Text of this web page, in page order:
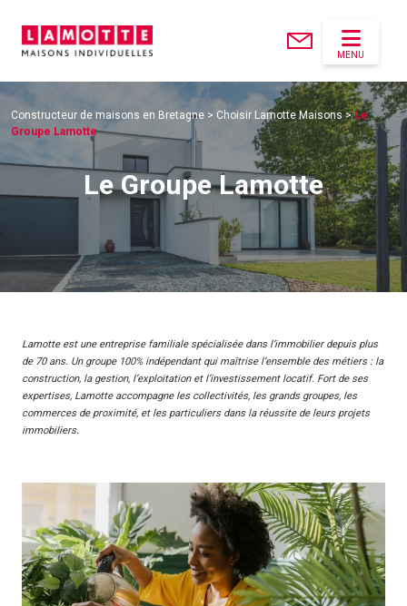
MENU
Constructeur de maisons en Bretagne > Choisir Lamotte Maisons>Le
Groupe Lamotte
Le Groupe Lamotte
Lamotte est une entreprise familiale spécialisée dans l’immobilier depuis plus
de 70 ans. Un groupe 100% indépendant qui maîtrise l’ensemble des métiers : la
construction, la gestion, l’exploitation et l’investissement locatif. Fort de ses
expertises, Lamotte accompagne les collectivités, les grands groupes, les
commerces de proximité, et les particuliers dans la réussite de leurs projets
immobiliers.